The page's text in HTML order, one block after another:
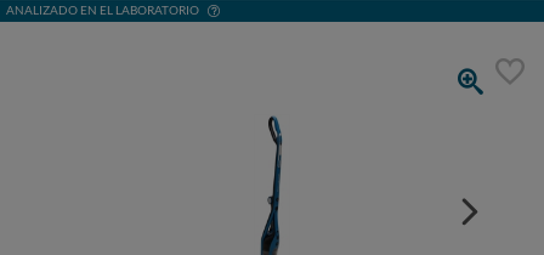
ANALIZADO EN EL LABORATORIO